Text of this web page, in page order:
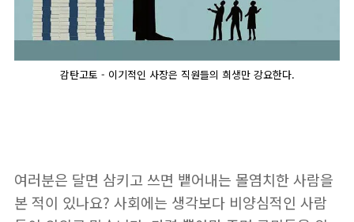
감탄고토 - 이기적인 사장은 직원들의 희생만 강요한다.
여러분은 달면 삼키고 쓰면 뱉어내는 몰염치한 사람을
본 적이 있나요? 사회에는 생각보다 비양심적인 사람